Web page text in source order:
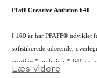
Pfaff Creative Ambtion 640
I 160 år har PFAFF® udviklet
sofistikerede udseende,
creative™ ambition™ 640 sy-
tilbageblik på denne arv.
Læs videre